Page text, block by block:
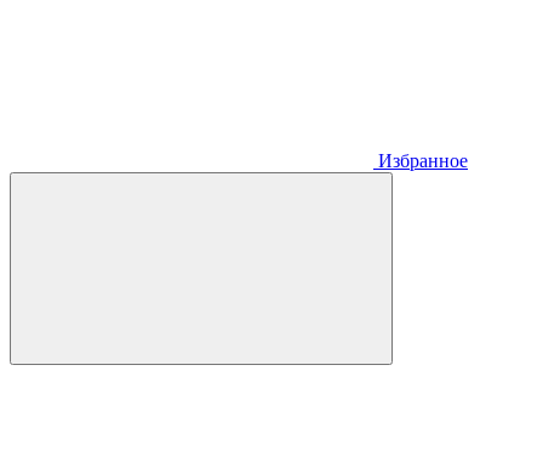
Избранное